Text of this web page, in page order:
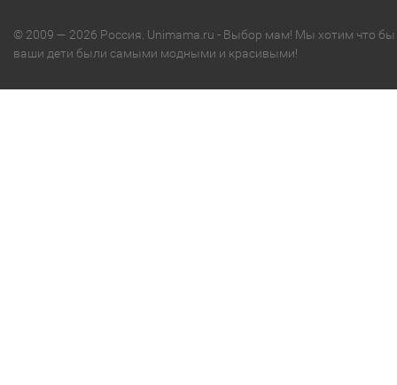
© 2009 — 2026 Россия. Unimama.ru - Выбор мам! Мы хотим что бы
ваши дети были самыми модными и красивыми!